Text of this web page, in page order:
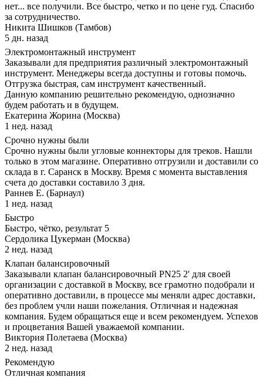
нет... все получили. Все быстро, четко и по цене гуд. Спасибо
за сотрудничество.
Никита Шишков (Тамбов)
5 дн. назад
Электромонтажный инструмент
Заказывали для предприятия различный электромонтажный
инструмент. Менеджеры всегда доступны и готовы помочь.
Отгрузка быстрая, сам инструмент качественный.
Данную компанию решительно рекомендую, однозначно
будем работать и в будущем.
Екатерина Жорина (Москва)
1 нед. назад
Срочно нужны были
Срочно нужны были угловые коннекторы для треков. Нашли
только в этом магазине. Оперативно отгрузили и доставили со
склада в г. Саранск в Москву. Время с момента выставления
счета до доставки составило 3 дня.
Раннев Е. (Барнаул)
1 нед. назад
Быстро
Быстро, чётко, результат 5
Сердолика Цукерман (Москва)
2 нед. назад
Клапан балансировочный
Заказывали клапан балансировочный PN25 2' для своей
организации с доставкой в Москву, все грамотно подобрали и
оперативно доставили, в процессе мы меняли адрес доставки,
без проблем учли наши пожелания. Отличная и надежная
компания. Будем обращаться еще и всем рекомендуем. Успехов
и процветания Вашей уважаемой компании.
Виктория Полетаева (Москва)
2 нед. назад
Рекомендую
Отличная компания